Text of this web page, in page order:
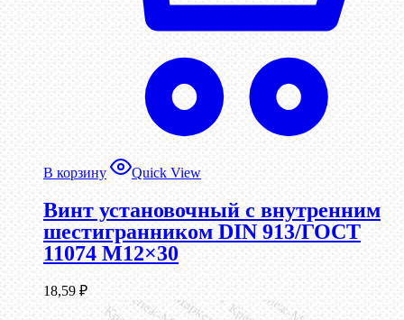
В корзину Quick View
Винт установочный с внутренним
шестигранником DIN 913/ГОСТ
11074 М12×30
18,59 ₽